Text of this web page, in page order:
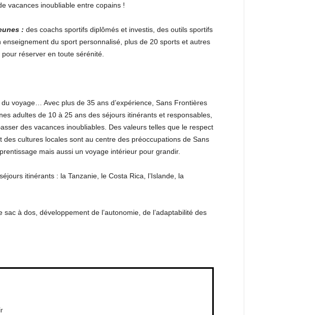
vacances inoubliable entre copains !
: des coachs sportifs diplômés et investis, des outils sportifs
du sport personnalisé, plus de 20 sports et autres
réserver en toute sérénité.
du voyage… Avec plus de 35 ans d’expérience, Sans Frontières
adultes de 10 à 25 ans des séjours itinérants et responsables,
des vacances inoubliables. Des valeurs telles que le respect
des cultures locales sont au centre des préoccupations de Sans
mais aussi un voyage intérieur pour grandir.
itinérants : la Tanzanie, le Costa Rica, l’Islande, la
à dos, développement de l’autonomie, de l’adaptabilité des